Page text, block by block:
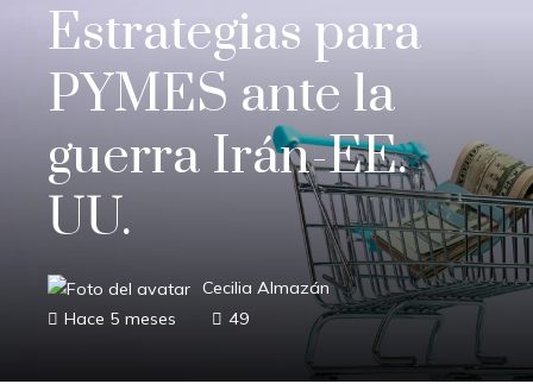
Estrategias para
PYMES ante la
guerra Irán-EE.
UU.
Cecilia Almazán
Hace 5 meses
49